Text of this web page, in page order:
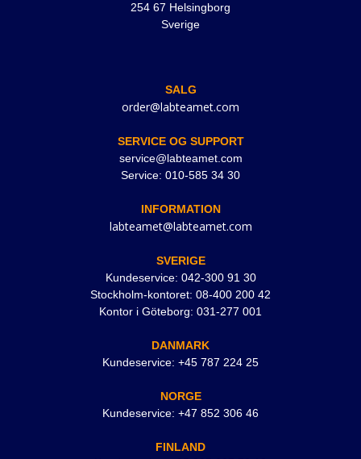
254 67 Helsingborg
Sverige
SALG
order@labteamet.com
SERVICE OG SUPPORT
service@labteamet.com
Service: 010-585 34 30
INFORMATION
labteamet@labteamet.com
SVERIGE
Kundeservice: 042-300 91 30
Stockholm-kontoret: 08-400 200 42
Kontor i Göteborg: 031-277 001
DANMARK
Kundeservice: +45 787 224 25
NORGE
Kundeservice: +47 852 306 46
FINLAND